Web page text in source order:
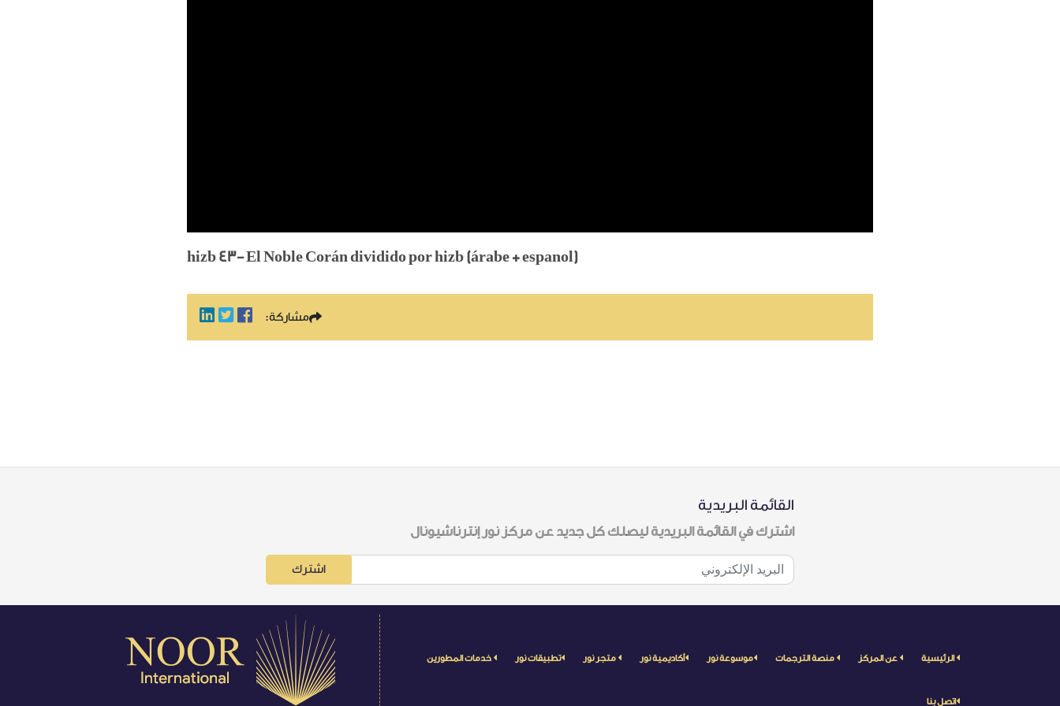
hizb 43- El Noble Corán dividido por hizb (árabe + espanol)
مشاركة:
القائمة البريدية
اشترك في القائمة البريدية ليصلك كل جديد عن مركز نور إنترناشيونال
اشترك
الرئيسية عن المركز منصة الترجمات موسوعة نور أكاديمية نور متجر نور تطبيقات نور خدمات المطورين
اتصل بنا